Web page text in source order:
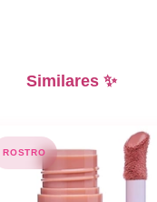
Similares ✨
ROSTRO